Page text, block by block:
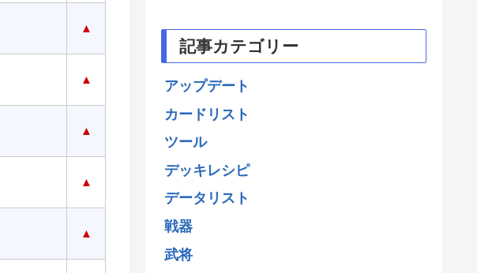
▲
▲
▲
▲
▲
記事カテゴリー
アップデート
カードリスト
ツール
デッキレシピ
データリスト
戦器
武将